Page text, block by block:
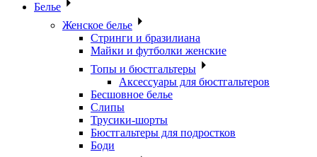
Белье
Женское белье
Стринги и бразилиана
Майки и футболки женские
Топы и бюстгальтеры
Аксессуары для бюстгальтеров
Бесшовное белье
Слипы
Трусики-шорты
Бюстгальтеры для подростков
Боди